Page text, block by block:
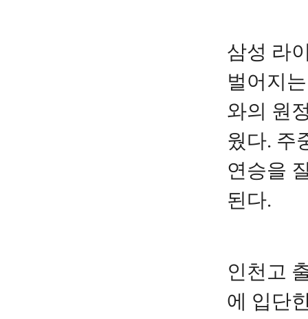
삼성 라
벌어지
와의 원
웠다. 주
연승을
된다.
인천고
에 입단